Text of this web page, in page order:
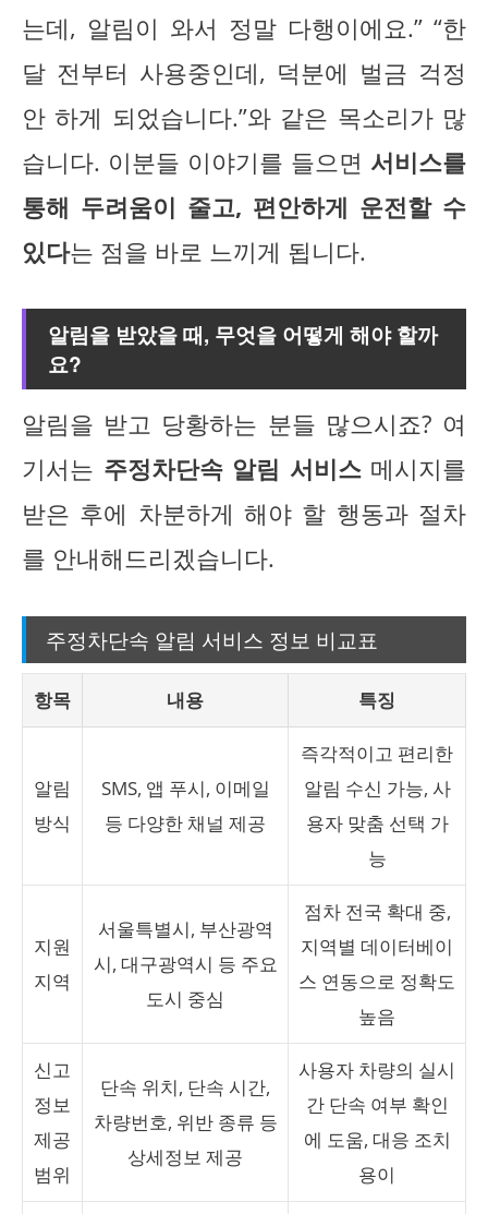
는데, 알림이 와서 정말 다행이에요.” “한
달 전부터 사용중인데, 덕분에 벌금 걱정
안 하게 되었습니다.”와 같은 목소리가 많
습니다. 이분들 이야기를 들으면 서비스를
통해 두려움이 줄고, 편안하게 운전할 수
있다는 점을 바로 느끼게 됩니다.
알림을 받았을 때, 무엇을 어떻게 해야 할까
요?
알림을 받고 당황하는 분들 많으시죠? 여
기서는 주정차단속 알림 서비스메시지를
받은 후에 차분하게 해야 할 행동과 절차
를 안내해드리겠습니다.
주정차단속 알림 서비스 정보 비교표
항목 내용 특징
알림
방식
SMS, 앱 푸시, 이메일
등 다양한 채널 제공
즉각적이고 편리한
알림 수신 가능, 사
용자 맞춤 선택 가
능
지원
지역
서울특별시, 부산광역
시, 대구광역시 등 주요
도시 중심
점차 전국 확대 중,
지역별 데이터베이
스 연동으로 정확도
높음
신고
정보
제공
범위
단속 위치, 단속 시간,
차량번호, 위반 종류 등
상세정보 제공
사용자 차량의 실시
간 단속 여부 확인
에 도움, 대응 조치
용이